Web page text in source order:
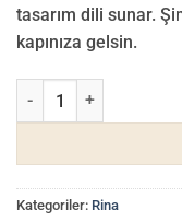
tasarım dili sunar.
kapınıza gelsin.
Rina Duvar Kağıdı 709-
Kategoriler: Rina